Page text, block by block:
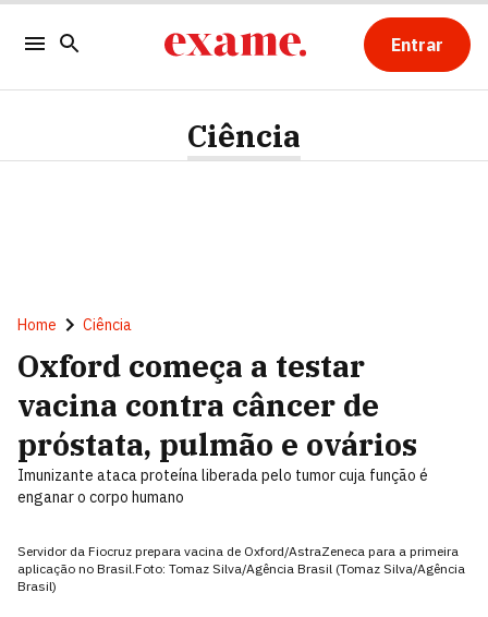
Entrar
Ciência
Home Ciência
Oxford começa a testar
vacina contra câncer de
próstata, pulmão e ovários
Imunizante ataca proteína liberada pelo tumor cuja função é
enganar o corpo humano
Servidor da Fiocruz prepara vacina de Oxford/AstraZeneca para a primeira
aplicação no Brasil.Foto: Tomaz Silva/Agência Brasil (Tomaz Silva/Agência
Brasil)